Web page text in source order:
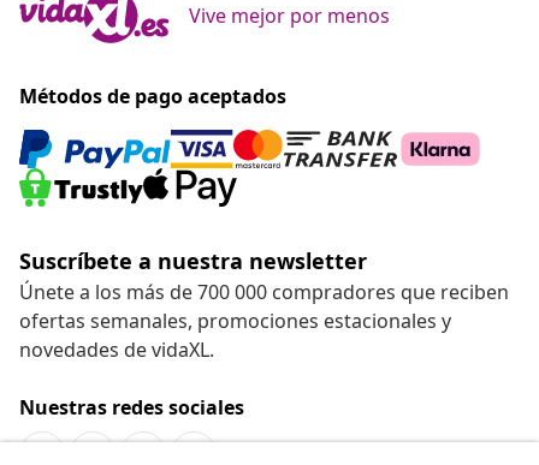
Vive mejor por menos
Métodos de pago aceptados
Suscríbete a nuestra newsletter
Únete a los más de 700 000 compradores que reciben
ofertas semanales, promociones estacionales y
novedades de vidaXL.
Nuestras redes sociales